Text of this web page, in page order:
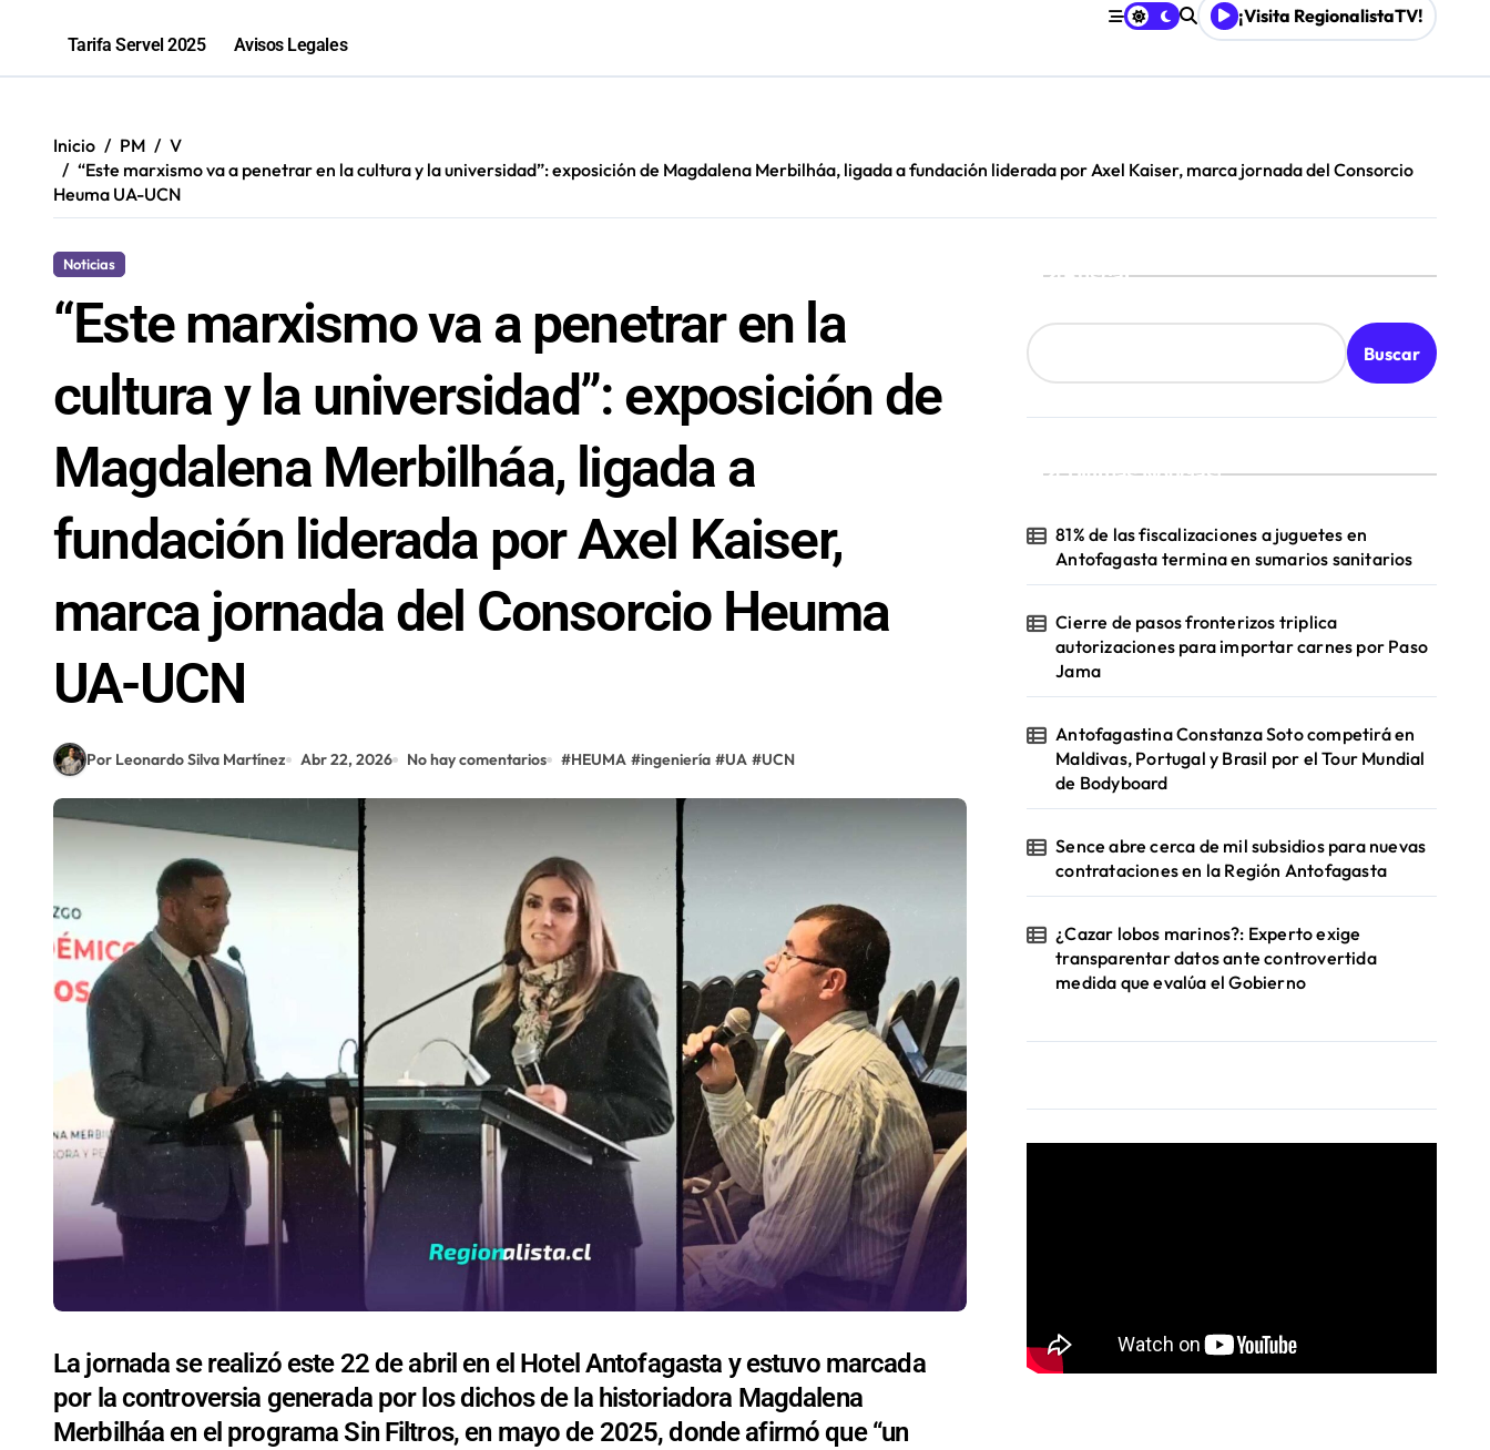
Tarifa Servel 2025 Avisos Legales
¡Visita RegionalistaTV!
Inicio PM
V
“Este marxismo va a penetrar en la cultura y la universidad”: exposición de Magdalena Merbilháa, ligada a fundación liderada por Axel Kaiser, marca jornada del Consorcio
Heuma UA-UCN
Noticias
“Este marxismo va a penetrar en la
cultura y la universidad”: exposición de
Magdalena Merbilháa, ligada a
fundación liderada por Axel Kaiser,
marca jornada del Consorcio Heuma
UA-UCN
Por Leonardo Silva Martínez Abr 22, 2026 No hay comentarios #HEUMA #ingeniería #UA #UCN
La jornada se realizó este 22 de abril en el Hotel Antofagasta y estuvo marcada
por la controversia generada por los dichos de la historiadora Magdalena
Merbilháa en el programa Sin Filtros, en mayo de 2025, donde afirmó que “un
Buscar
Buscar
¡Ultimas Noticias!
81% de las fiscalizaciones a juguetes en
Antofagasta termina en sumarios sanitarios
Cierre de pasos fronterizos triplica
autorizaciones para importar carnes por Paso
Jama
Antofagastina Constanza Soto competirá en
Maldivas, Portugal y Brasil por el Tour Mundial
de Bodyboard
Sence abre cerca de mil subsidios para nuevas
contrataciones en la Región Antofagasta
¿Cazar lobos marinos?: Experto exige
transparentar datos ante controvertida
medida que evalúa el Gobierno